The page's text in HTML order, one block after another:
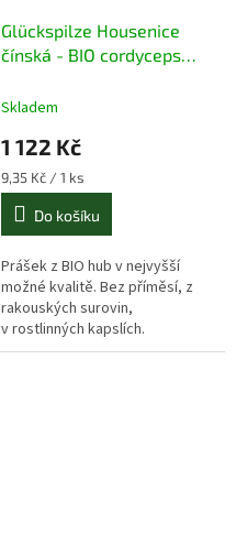
Glückspilze Housenice
čínská - BIO cordyceps
Skladem
1 122 Kč
Měrná
cena:
9,35 Kč / 1 ks
Do košíku
Prášek z BIO hub v nejvyšší
možné kvalitě. Bez příměsí, z
rakouských surovin,
v rostlinných kapslích.